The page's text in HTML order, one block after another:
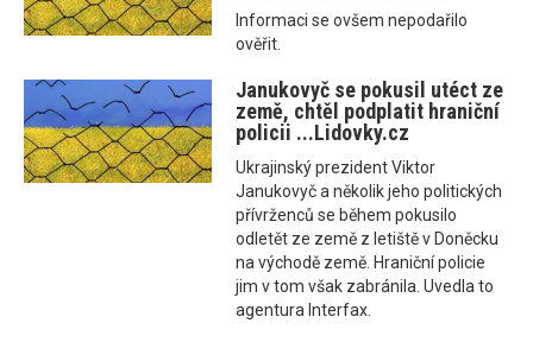
Informaci se ovšem nepodařilo
ověřit.
Janukovyč se pokusil utéct ze
země, chtěl podplatit hraniční
policii ...Lidovky.cz
Ukrajinský prezident Viktor
Janukovyč a několik jeho politických
přívrženců se během pokusilo
odletět ze země z letiště v Doněcku
na východě země. Hraniční policie
jim v tom však zabránila. Uvedla to
agentura Interfax.